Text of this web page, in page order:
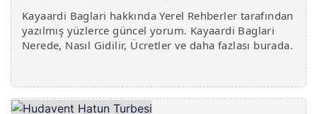
Kayaardi Baglari hakkında Yerel Rehberler tarafından
yazılmış yüzlerce güncel yorum. Kayaardi Baglari
Nerede, Nasıl Gidilir, Ücretler ve daha fazlası burada.